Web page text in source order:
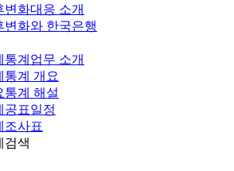
변화대응 소개
변화와 한국은행
통계업무 소개
통계 개요
통계 해설
공표일정
조사표
검색